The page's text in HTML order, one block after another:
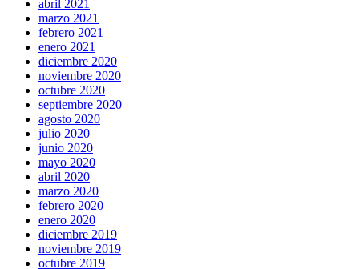
abril 2021
marzo 2021
febrero 2021
enero 2021
diciembre 2020
noviembre 2020
octubre 2020
septiembre 2020
agosto 2020
julio 2020
junio 2020
mayo 2020
abril 2020
marzo 2020
febrero 2020
enero 2020
diciembre 2019
noviembre 2019
octubre 2019